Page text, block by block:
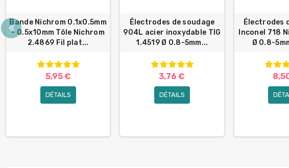
Bande Nichrom 0.1x0.5mm
- 0.5x10mm Tôle Nichrom
2.4869 Fil plat...
5,95 €
DÉTAILS
Électrodes de soudage
904L acier inoxydable TIG
1.4519 Ø 0.8-5mm...
3,76 €
DÉTAILS
Électrodes
Inconel 718
Ø 0.8-